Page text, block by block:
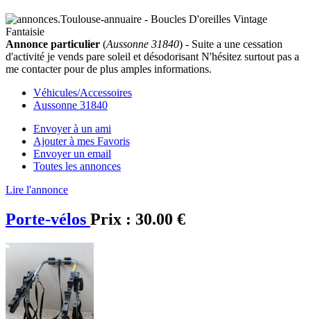
Annonce particulier (Aussonne 31840) - Suite a une cessation
d'activité je vends pare soleil et désodorisant N'hésitez surtout pas a
me contacter pour de plus amples informations.
Véhicules/Accessoires
Aussonne 31840
Envoyer à un ami
Ajouter à mes Favoris
Envoyer un email
Toutes les annonces
Lire l'annonce
Porte-vélos Prix : 30.00 €